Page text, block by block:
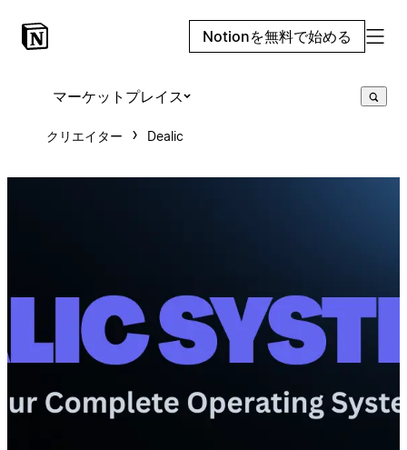
Notionを無料で始める
マーケットプレイス
クリエイター Dealic